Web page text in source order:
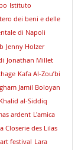
Istituto
dei beni e delle
di Napoli
Jenny Holzer
Jonathan Millet
Kafa Al-Zou’bi
Jamil Boloyan
Khalid al-Siddiq
ardent L'amica
Closerie des Lilas
festival Lara